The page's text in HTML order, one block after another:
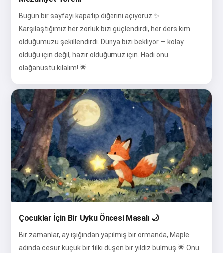
Bugün bir sayfayı kapatıp diğerini açıyoruz ✨
Karşılaştığımız her zorluk bizi güçlendirdi, her ders kim
olduğumuzu şekillendirdi. Dünya bizi bekliyor — kolay
olduğu için değil, hazır olduğumuz için. Hadi onu
olağanüstü kılalım! 🌟
Çocuklar İçin Bir Uyku Öncesi Masalı 🌙
Bir zamanlar, ay ışığından yapılmış bir ormanda, Maple
adında cesur küçük bir tilki düşen bir yıldız bulmuş 🌟 Onu